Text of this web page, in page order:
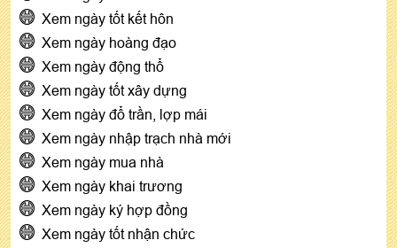
Xem ngày tốt kết hôn
Xem ngày hoàng đạo
Xem ngày động thổ
Xem ngày tốt xây dựng
Xem ngày đổ trần, lợp mái
Xem ngày nhập trạch nhà mới
Xem ngày mua nhà
Xem ngày khai trương
Xem ngày ký hợp đồng
Xem ngày tốt nhận chức